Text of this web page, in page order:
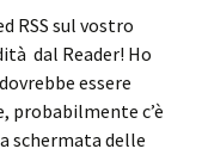
RSS sul vostro
dal Reader! Ho
essere
probabilmente c’è
schermata delle